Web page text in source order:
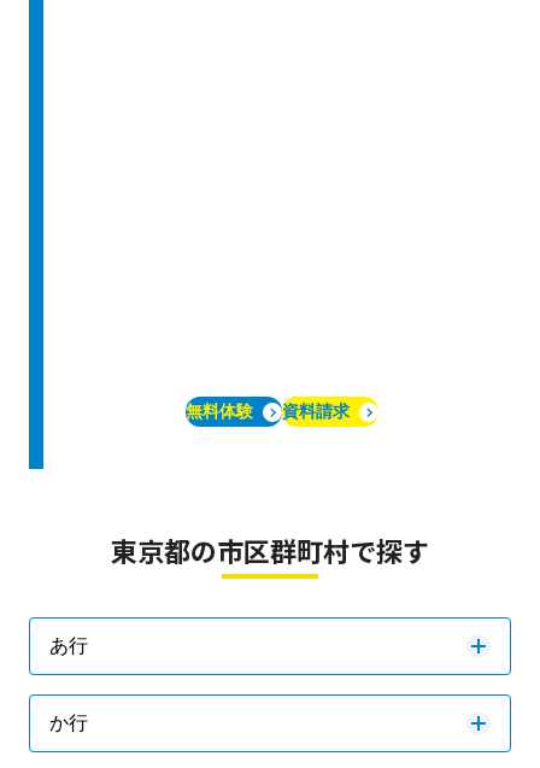
無料体験 資料請求
東京都の市区群町村で探す
あ行
か行